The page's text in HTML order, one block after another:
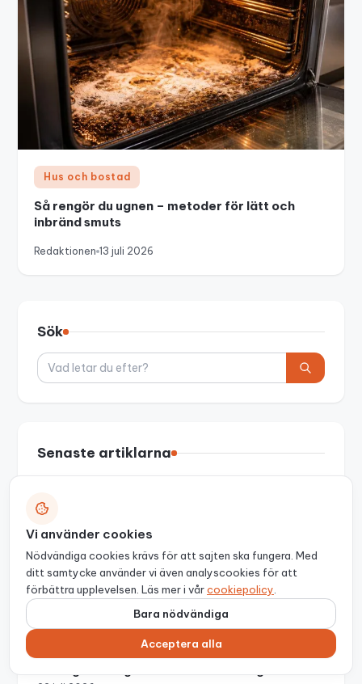
Hus och bostad
Så rengör du ugnen – metoder för lätt och
inbränd smuts
Redaktionen 13 juli 2026
Sök
Sök
Senaste artiklarna
du rätt värde
5 augusti 2026
Odla egen chili och paprika hemma
1 augusti 2026
Snabbväxande klätterväxter: välj rätt sort för
Vi använder cookies
Nödvändiga cookies krävs för att sajten ska fungera. Med
ditt samtycke använder vi även analyscookies för att
förbättra upplevelsen. Läs mer i vårcookiepolicy
Bara nödvändiga
Acceptera alla